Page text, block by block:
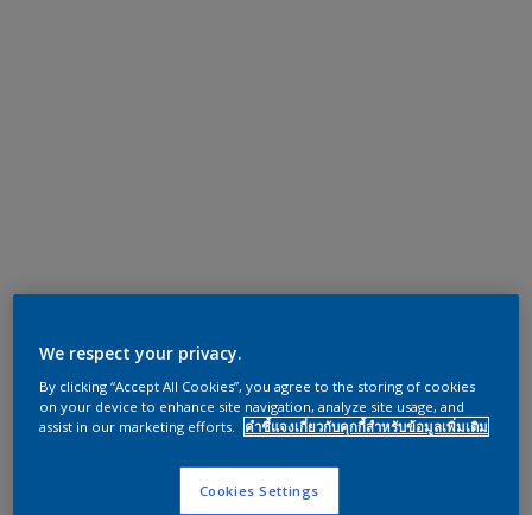
We respect your privacy.
By clicking “Accept All Cookies”, you agree to the storing of cookies
on your device to enhance site navigation, analyze site usage, and
assist in our marketing efforts.
คำชี้แจงเกี่ยวกับคุกกี้สำหรับข้อมูลเพิ่มเติม
Cookies Settings